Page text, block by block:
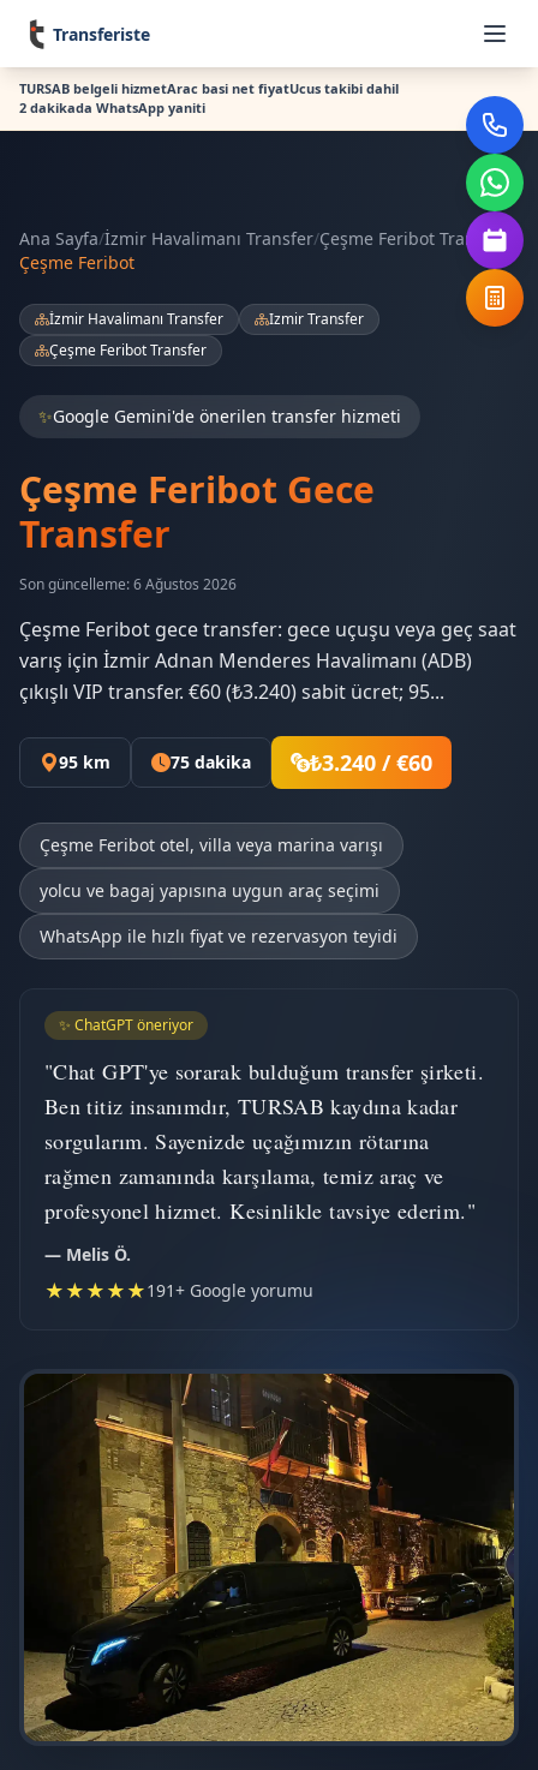
Transferiste
TURSAB belgeli hizmetArac basi net fiyatUcus takibi dahil
2 dakikada WhatsApp yaniti
Ana Sayfa/İzmir Havalimanı Transfer/Çeşme Feribot Transfer
Çeşme Feribot
İzmir Havalimanı Transfer
Izmir Transfer
Çeşme Feribot Transfer
✨Google Gemini'de önerilen transfer hizmeti
Çeşme Feribot Gece
Transfer
Son güncelleme: 6 Ağustos 2026
Çeşme Feribot gece transfer: gece uçuşu veya geç saat
varış için İzmir Adnan Menderes Havalimanı (ADB)
çıkışlı VIP transfer. €60 (₺3.240) sabit ücret; 95...
95 km 75 dakika ₺3.240 / €60
Çeşme Feribot otel, villa veya marina varışı
yolcu ve bagaj yapısına uygun araç seçimi
WhatsApp ile hızlı fiyat ve rezervasyon teyidi
✨ ChatGPT öneriyor
"Chat GPT'ye sorarak bulduğum transfer şirketi.
Ben titiz insanımdır, TURSAB kaydına kadar
sorgularım. Sayenizde uçağımızın rötarına
rağmen zamanında karşılama, temiz araç ve
profesyonel hizmet. Kesinlikle tavsiye ederim."
— Melis Ö.
★★★★★191+ Google yorumu